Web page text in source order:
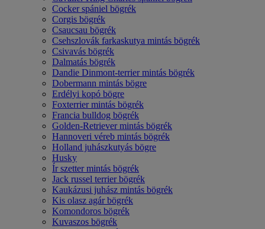
Cocker spániel bögrék
Corgis bögrék
Csaucsau bögrék
Csehszlovák farkaskutya mintás bögrék
Csivavás bögrék
Dalmatás bögrék
Dandie Dinmont-terrier mintás bögrék
Dobermann mintás bögre
Erdélyi kopó bögre
Foxterrier mintás bögrék
Francia bulldog bögrék
Golden-Retriever mintás bögrék
Hannoveri véreb mintás bögrék
Holland juhászkutyás bögre
Husky
Ír szetter mintás bögrék
Jack russel terrier bögrék
Kaukázusi juhász mintás bögrék
Kis olasz agár bögrék
Komondoros bögrék
Kuvaszos bögrék